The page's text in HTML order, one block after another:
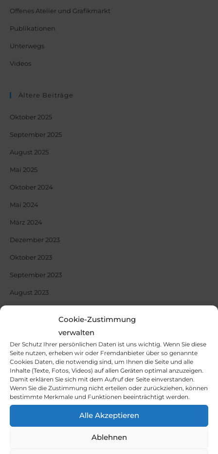
Cookie-Zustimmung
verwalten
Der Schutz Ihrer persönlichen Daten ist uns wichtig. Wenn Sie diese
Seite nutzen, erheben wir oder Fremdanbieter über so genannte
Cookies Daten, die notwendig sind, um Ihnen die Seite und alle
Inhalte (Texte, Fotos, Videos) auf allen Geräten optimal anzuzeigen.
Damit erklären Sie sich mit dem Aufruf der Seite einverstanden.
Wenn Sie die Zustimmung nicht erteilen oder zurückziehen, können
bestimmte Merkmale und Funktionen beeinträchtigt werden.
Alle Akzeptieren
Ablehnen
Offenes Atelier und Grafikmarkt
Publikationen
Unterwegs
Videos
Ältere Beiträge
Oktober 2025
September 2025
August 2025
Mai 2025
Oktober 2024
Mai 2024
März 2024
Dezember 2023
Oktober 2023
September 2023
August 2023
Dezember 2022
Oktober 2022
September 2022
Juli 2022